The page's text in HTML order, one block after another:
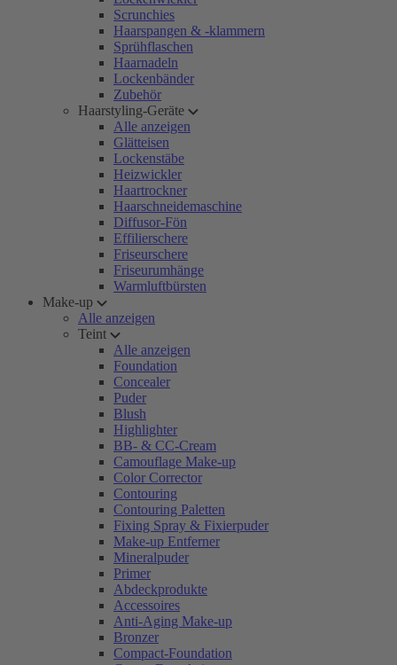
Scrunchies
Haarspangen & -klammern
Sprühflaschen
Haarnadeln
Lockenbänder
Zubehör
Haarstyling-Geräte
Alle anzeigen
Glätteisen
Lockenstäbe
Heizwickler
Haartrockner
Haarschneidemaschine
Diffusor-Fön
Effilierschere
Friseurschere
Friseurumhänge
Warmluftbürsten
Make-up
Alle anzeigen
Teint
Alle anzeigen
Foundation
Concealer
Puder
Blush
Highlighter
BB- & CC-Cream
Camouflage Make-up
Color Corrector
Contouring
Contouring Paletten
Fixing Spray & Fixierpuder
Make-up Entferner
Mineralpuder
Primer
Abdeckprodukte
Accessoires
Anti-Aging Make-up
Bronzer
Compact-Foundation